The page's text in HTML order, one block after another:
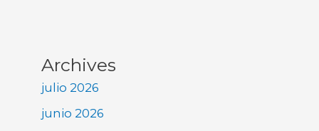
Archives
julio 2026
junio 2026